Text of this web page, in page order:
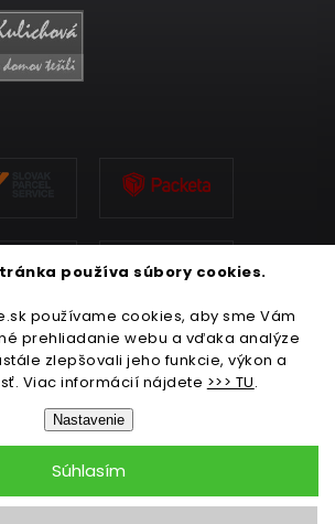
používa súbory cookies.
používame cookies, aby sme Vám
prehliadanie webu a vďaka analýze
zlepšovali jeho funkcie, výkon a
Viac informácií nájdete >>> TU.
Nastavenie
Súhlasím
FedoraHome.sk. Všetky práva vyhradené.